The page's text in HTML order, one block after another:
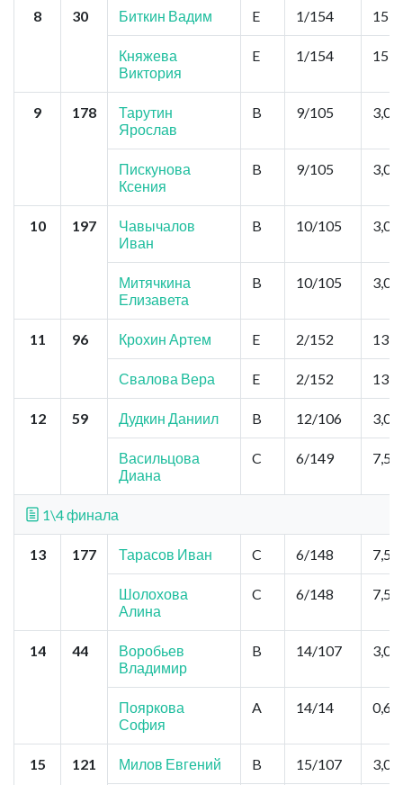
8 30 Биткин Вадим E 1/154 15,0
Княжева
Виктория
E 1/154 15,0
9 178
Тарутин
Ярослав
B 9/105 3,0
Пискунова
Ксения
B 9/105 3,0
10 197
Чавычалов
Иван
B 10/105 3,0
Митячкина
Елизавета
B 10/105 3,0
11 96 Крохин Артем E 2/152 13,5
Свалова Вера E 2/152 13,5
12 59 Дудкин Даниил B 12/106 3,0
Васильцова
Диана
C 6/149 7,5
1\4 финала
13 177 Тарасов Иван C 6/148 7,5
Шолохова
Алина
C 6/148 7,5
14 44
Воробьев
Владимир
B 14/107 3,0
Пояркова
София
A 14/14 0,6
15 121 Милов Евгений B 15/107 3,0